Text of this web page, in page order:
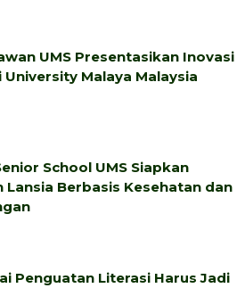
UMS Presentasikan Inovasi
University Malaya Malaysia
School UMS Siapkan
Lansia Berbasis Kesehatan dan
Penguatan Literasi Harus Jadi